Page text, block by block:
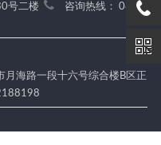
号二楼
咨询热线： 0837
月海路一段十六号综合楼B区正